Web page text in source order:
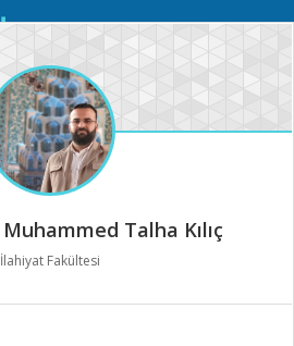
Mobil
Muhammed Talha Kılıç
İlahiyat Fakültesi